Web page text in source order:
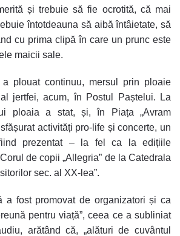
și trebuie să fie ocrotită, că mai
întotdeauna să aibă întâietate, să
cu prima clipă în care un prunc este
maicii sale.
a plouat continuu, mersul prin ploaie
jertfei, acum, în Postul Paștelui. La
ploaia a stat, și, în Piața „Avram
activități pro-life și concerte, un
prezentat – la fel ca la edițiile
de copii „Allegria” de la Catedrala
sec. al XX-lea”.
a fost promovat de organizatori și ca
pentru viață”, ceea ce a subliniat
arătând că, „alături de cuvântul